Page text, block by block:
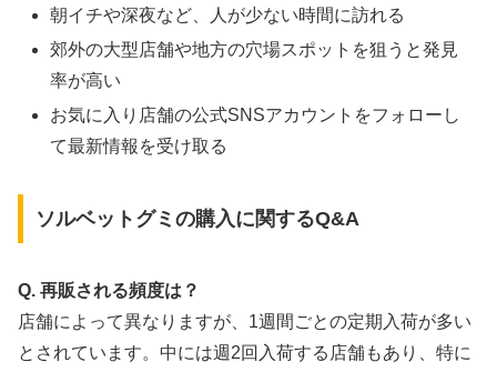
朝イチや深夜など、人が少ない時間に訪れる
郊外の大型店舗や地方の穴場スポットを狙うと発見
率が高い
お気に入り店舗の公式SNSアカウントをフォローし
て最新情報を受け取る
ソルベットグミの購入に関するQ&A
Q. 再販される頻度は？
店舗によって異なりますが、1週間ごとの定期入荷が多い
とされています。中には週2回入荷する店舗もあり、特に